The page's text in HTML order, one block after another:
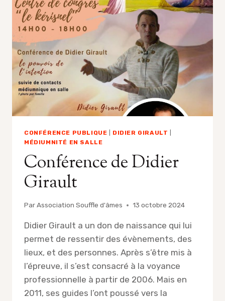
DIDIER
GIRAULT
CONFÉRENCE PUBLIQUE DIDIER GIRAULT
MÉDIUMNITÉ EN SALLE
Conférence de Didier
Girault
ParAssociation Souffle d'âmes 13 octobre 2024
Didier Girault a un don de naissance qui lui
permet de ressentir des évènements, des
lieux, et des personnes. Après s’être mis à
l’épreuve, il s’est consacré à la voyance
professionnelle à partir de 2006. Mais en
2011, ses guides l’ont poussé vers la